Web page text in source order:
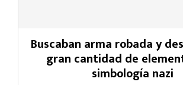
Buscaban arma robada y
gran cantidad de
simbología nazi